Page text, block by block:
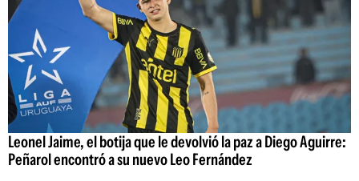
Leonel Jaime, el botija que le devolvió la paz a Diego Aguirre:
Peñarol encontró a su nuevo Leo Fernández